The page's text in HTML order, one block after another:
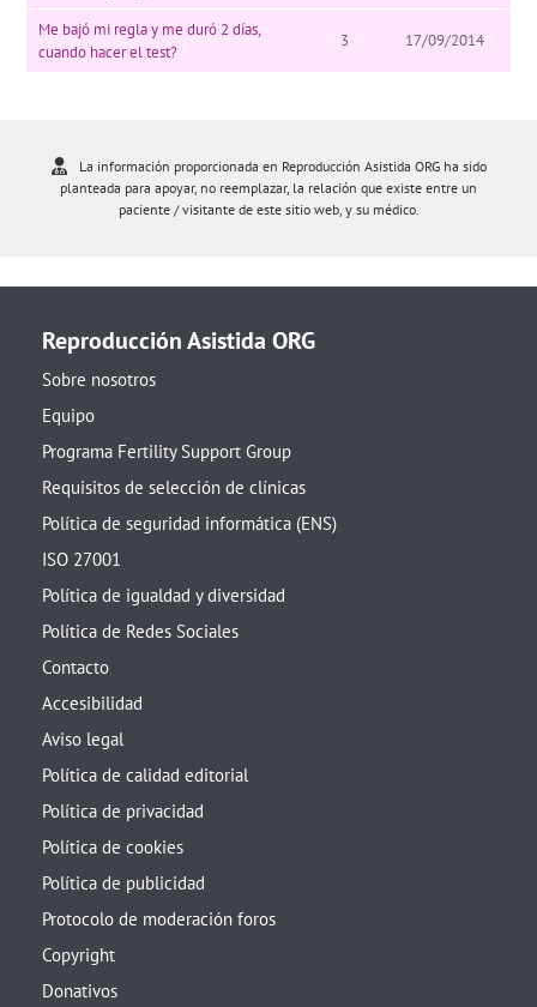
Me bajó mi regla y me duró 2 días,
cuando hacer el test?
3 17/09/2014
La información proporcionada en Reproducción Asistida ORG ha sido
planteada para apoyar, no reemplazar, la relación que existe entre un
paciente / visitante de este sitio web, y su médico.
Reproducción Asistida ORG
Sobre nosotros
Equipo
Programa Fertility Support Group
Requisitos de selección de clínicas
Política de seguridad informática (ENS)
ISO 27001
Política de igualdad y diversidad
Política de Redes Sociales
Contacto
Accesibilidad
Aviso legal
Política de calidad editorial
Política de privacidad
Política de cookies
Política de publicidad
Protocolo de moderación foros
Copyright
Donativos